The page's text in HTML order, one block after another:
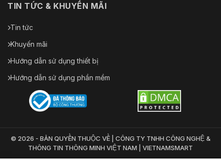
TIN TỨC & KHUYẾN MÃI
Tin tức
Khuyến mãi
Hướng dẫn sử dụng thiết bị
Hướng dẫn sử dụng phần mềm
© 2026 - BẢN QUYỀN THUỘC VỀ | CÔNG TY TNHH CÔNG NGHỆ &
THÔNG TIN THÔNG MINH VIỆT NAM | VIETNAMSMART